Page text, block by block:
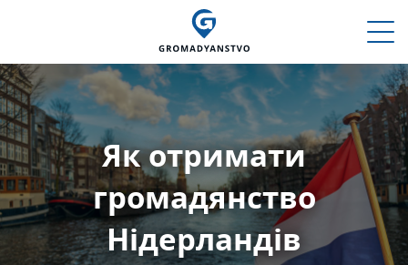
Як отримати
громадянство
Нідерландів